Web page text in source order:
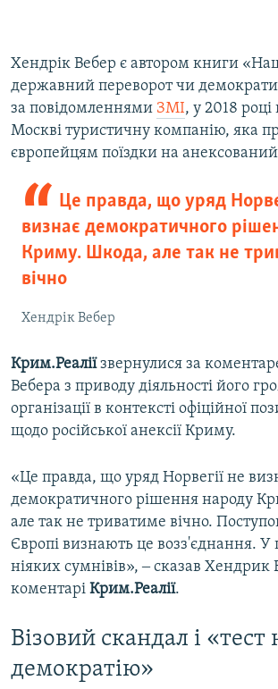
Хендрік Вебер є автором книги
державний переворот чи
за повідомленнями ЗМІ, у 2018 році
Москві туристичну компанію, яка
європейцям поїздки на анексований
Це правда, що уряд
визнає демократичного
Криму. Шкода, але так не
вічно
Хендрік Вебер
Крим.Реаліїзвернулися за
Вебера з приводу діяльності його
організації в контексті офіційної
щодо російської анексії Криму.
«Це правда, що уряд Норвегії не
демократичного рішення народу
але так не триватиме вічно.
Європі визнають це возз'єднання.
ніяких сумнівів», ‒ сказав Хендрик
коментарі Крим.Реалії.
Візовий скандал і «тест
демократію»